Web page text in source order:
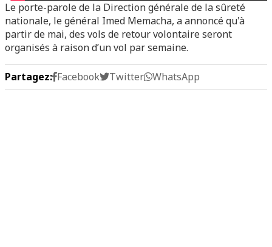
Le porte-parole de la Direction générale de la sûreté
nationale, le général Imed Memacha, a annoncé qu'à
partir de mai, des vols de retour volontaire seront
organisés à raison d’un vol par semaine.
Partagez: Facebook Twitter WhatsApp